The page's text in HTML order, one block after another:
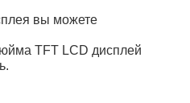
вы можете
TFT LCD дисплей